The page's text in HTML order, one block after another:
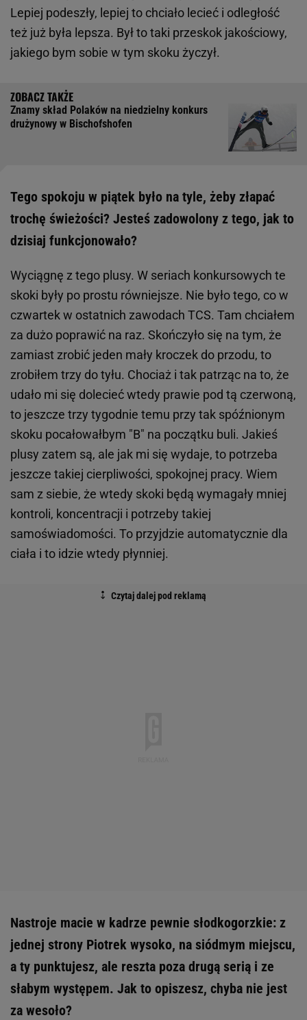
Lepiej podeszły, lepiej to chciało lecieć i odległość
też już była lepsza. Był to taki przeskok jakościowy,
jakiego bym sobie w tym skoku życzył.
Znamy skład Polaków na niedzielny konkurs
drużynowy w Bischofshofen
Tego spokoju w piątek było na tyle, żeby złapać
trochę świeżości? Jesteś zadowolony z tego, jak to
dzisiaj funkcjonowało?
Wyciągnę z tego plusy. W seriach konkursowych te
skoki były po prostu równiejsze. Nie było tego, co w
czwartek w ostatnich zawodach TCS. Tam chciałem
za dużo poprawić na raz. Skończyło się na tym, że
zamiast zrobić jeden mały kroczek do przodu, to
zrobiłem trzy do tyłu. Chociaż i tak patrząc na to, że
udało mi się dolecieć wtedy prawie pod tą czerwoną,
to jeszcze trzy tygodnie temu przy tak spóźnionym
skoku pocałowałbym "B" na początku buli. Jakieś
plusy zatem są, ale jak mi się wydaje, to potrzeba
jeszcze takiej cierpliwości, spokojnej pracy. Wiem
sam z siebie, że wtedy skoki będą wymagały mniej
kontroli, koncentracji i potrzeby takiej
samoświadomości. To przyjdzie automatycznie dla
ciała i to idzie wtedy płynniej.
Nastroje macie w kadrze pewnie słodkogorzkie: z
jednej strony Piotrek wysoko, na siódmym miejscu,
a ty punktujesz, ale reszta poza drugą serią i ze
słabym występem. Jak to opiszesz, chyba nie jest
za wesoło?